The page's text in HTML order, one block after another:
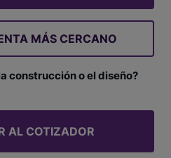
MÁS CERCANO
construcción o el diseño?
AL COTIZADOR